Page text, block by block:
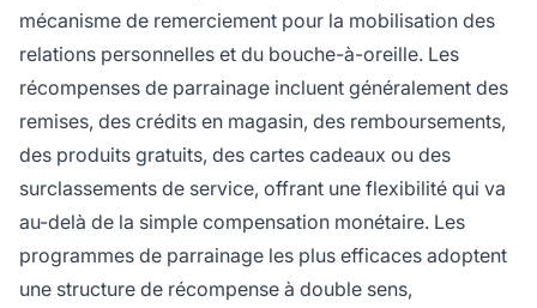
mécanisme de remerciement pour la mobilisation des
relations personnelles et du bouche-à-oreille. Les
récompenses de parrainage incluent généralement des
remises, des crédits en magasin, des remboursements,
des produits gratuits, des cartes cadeaux ou des
surclassements de service, offrant une flexibilité qui va
au-delà de la simple compensation monétaire. Les
programmes de parrainage les plus efficaces adoptent
une structure de récompense à double sens,